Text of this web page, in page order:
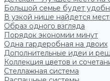
Большой семье будет
В узкой нише найдется
Образ одного взгляда
Порядок экономии минут
Одна гардеробная на двоих
Дополнительные идеи и
Коллекция цветов и
Стеллажная система